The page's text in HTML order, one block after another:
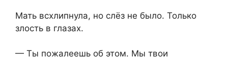
Мать всхлипнула, но слёз не было. Только
злость в глазах.
— Ты пожалеешь об этом. Мы твои